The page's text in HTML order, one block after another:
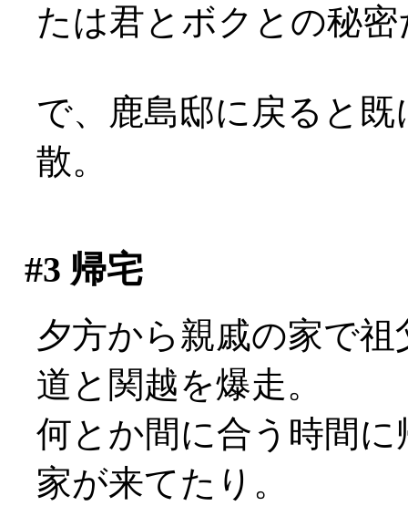
たは君とボクとの秘
で、鹿島邸に戻ると
散。
#3 帰宅
夕方から親戚の家で
道と関越を爆走。
何とか間に合う時間
家が来てたり。